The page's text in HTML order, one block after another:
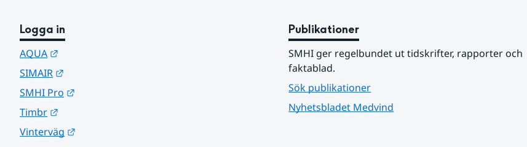
Logga in
AQUA
SIMAIR
SMHI Pro
Timbr
Vinterväg
Publikationer
SMHI ger regelbundet ut tidskrifter, rapporter och
faktablad.
Sök publikationer
Nyhetsbladet Medvind